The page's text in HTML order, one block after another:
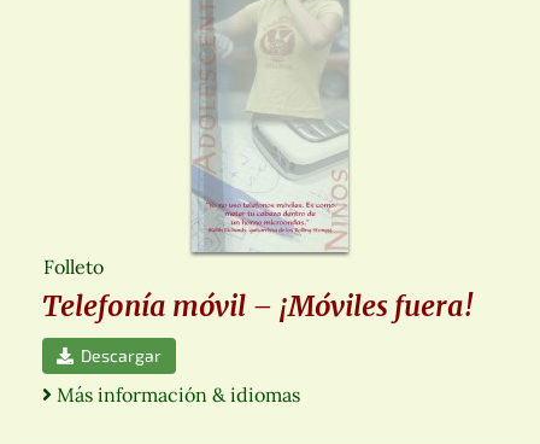
Folleto
Telefonía móvil – ¡Móviles fuera!
Descargar
Más información & idiomas